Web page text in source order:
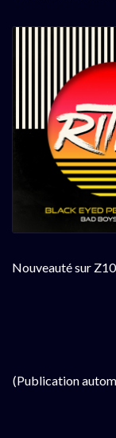
Nouveauté sur
(Publication